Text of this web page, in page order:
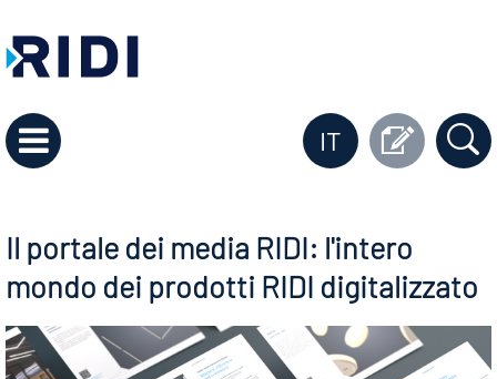
IT
Il portale dei media RIDI: l'intero
mondo dei prodotti RIDI digitalizzato